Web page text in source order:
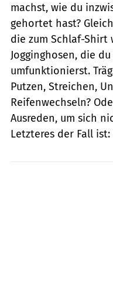
machst, wie du
gehortet hast?
die zum Schlaf-Shirt
Jogginghosen, die
umfunktionierst.
Putzen, Streichen,
Reifenwechseln?
Ausreden, um sich
Letzteres der Fall